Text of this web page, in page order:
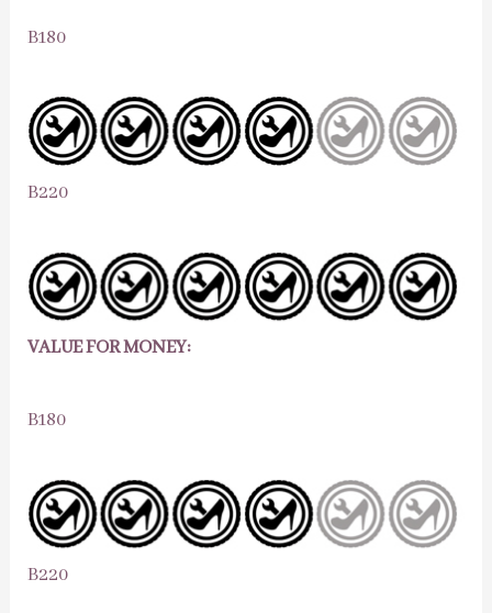
B180
B220
VALUE FOR MONEY:
B180
B220